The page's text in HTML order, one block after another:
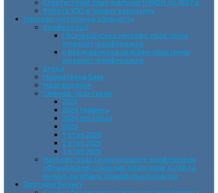
Стратегічний план діяльності МОН до 2027 р.
Робота ЗПО в умовах карантину
Науково-методична діяльність
Конференції
І Всеукраїнська науково-практична
інтернет-конференція
ІІ Всеукраїнська науково-практична
інтернет-конференція
Угоди
Нормативна база
Наші видання
Семінар-практикум
2023
2024 травень
2024 листопад
2025
1 етап 2026
2 етап 2026
3 етап 2026
Науково-практична інтернет-конференція
«Формування ціннісних орієнтирів дітей та
молоді засобами позашкільної освіти»
Протидія булінгу